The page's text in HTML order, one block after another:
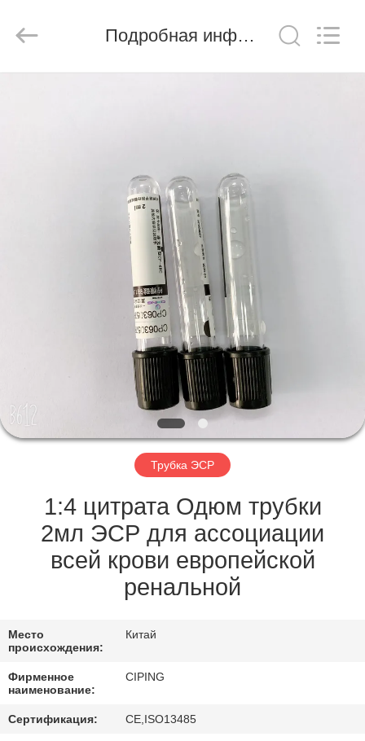
ПУТЕШЕСТВИЕ
СВЯЖИТЕСЬ
МЫ
СПРОСИТЕ
ЦИТАТУ
PRIVACY
POLICY
Co.,
Reserved.
Подробная информация о продукте
Трубка ЭСР
1:4 цитрата Одюм трубки
2мл ЭСР для ассоциации
всей крови европейской
ренальной
Место
происхождения:
Китай
Фирменное
наименование:
CIPING
Сертификация: CE,ISO13485